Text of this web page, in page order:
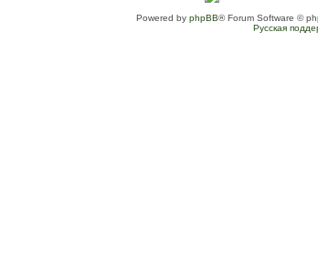
Powered by phpBB® Forum Software ©
Русская